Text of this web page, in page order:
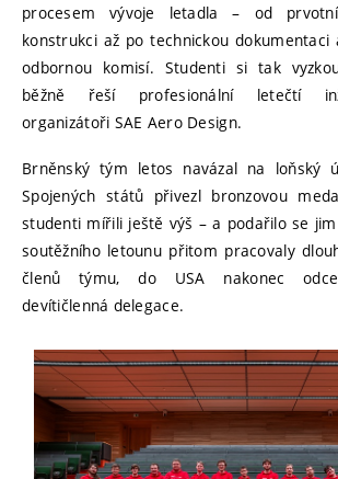
procesem vývoje letadla – od
konstrukci až po technickou
odbornou komisí. Studenti si tak
běžně řeší profesionální letečtí
organizátoři SAE Aero Design.
Brněnský tým letos navázal na loňský
Spojených států přivezl bronzovou
studenti mířili ještě výš – a podařilo se
soutěžního letounu přitom pracovaly
členů týmu, do USA nakonec
devítičlenná delegace.